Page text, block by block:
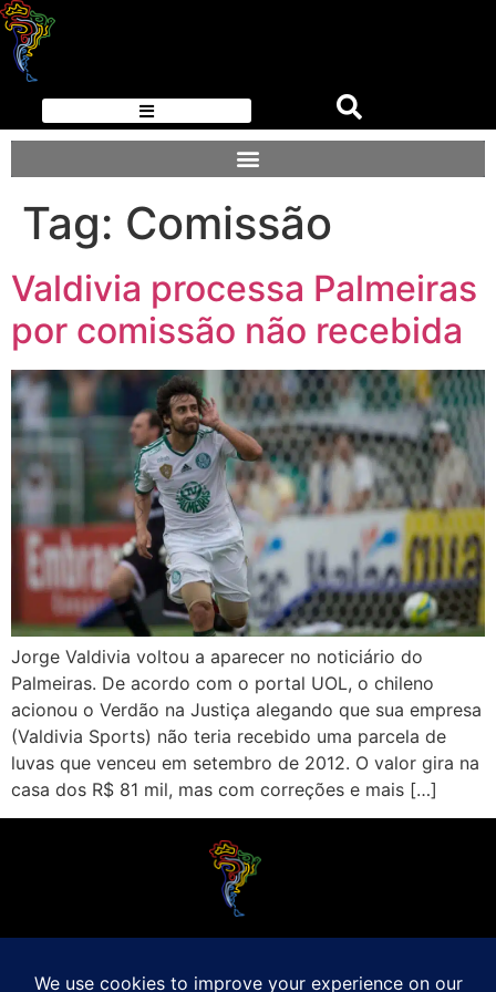
Tag: Comissão
Valdivia processa Palmeiras
por comissão não recebida
Jorge Valdivia voltou a aparecer no noticiário do
Palmeiras. De acordo com o portal UOL, o chileno
acionou o Verdão na Justiça alegando que sua empresa
(Valdivia Sports) não teria recebido uma parcela de
luvas que venceu em setembro de 2012. O valor gira na
casa dos R$ 81 mil, mas com correções e mais […]
quer mesmo é saber de tudo, desde a final do Brasileirão até a 5a rodada do